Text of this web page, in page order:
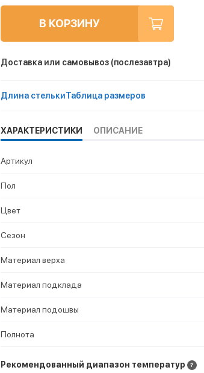
В КОРЗИНУ
Доставка или самовывоз (послезавтра)
Длина стелькиТаблица размеров
ХАРАКТЕРИСТИКИ ОПИСАНИЕ
Артикул
Пол
Цвет
Сезон
Материал верха
Материал подклада
Материал подошвы
Полнота
Рекомендованный диапазон температур